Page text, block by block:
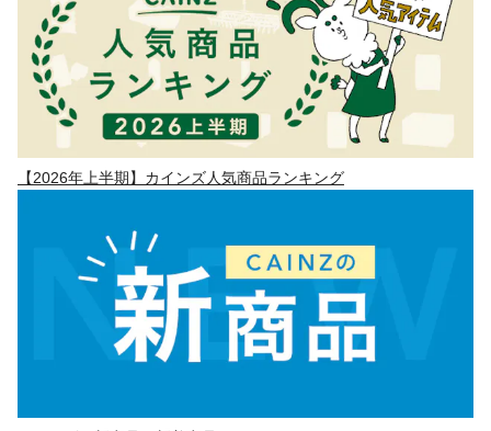
【2026年上半期】カインズ人気商品ランキング